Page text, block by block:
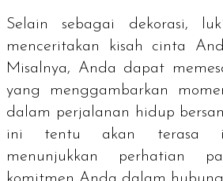
Selain sebagai dekorasi,
menceritakan kisah cinta
Misalnya, Anda dapat
yang menggambarkan
dalam perjalanan hidup
ini tentu akan terasa
menunjukkan perhatian